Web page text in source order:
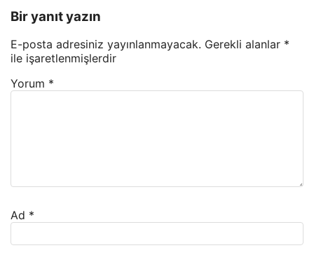
Bir yanıt yazın
E-posta adresiniz yayınlanmayacak. Gerekli alanlar *
ile işaretlenmişlerdir
Yorum *
Ad *